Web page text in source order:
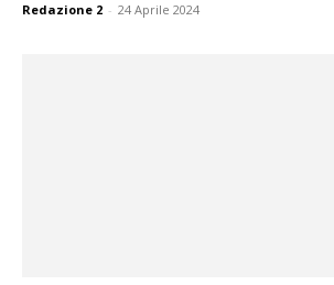
Redazione 2 - 24 Aprile 2024